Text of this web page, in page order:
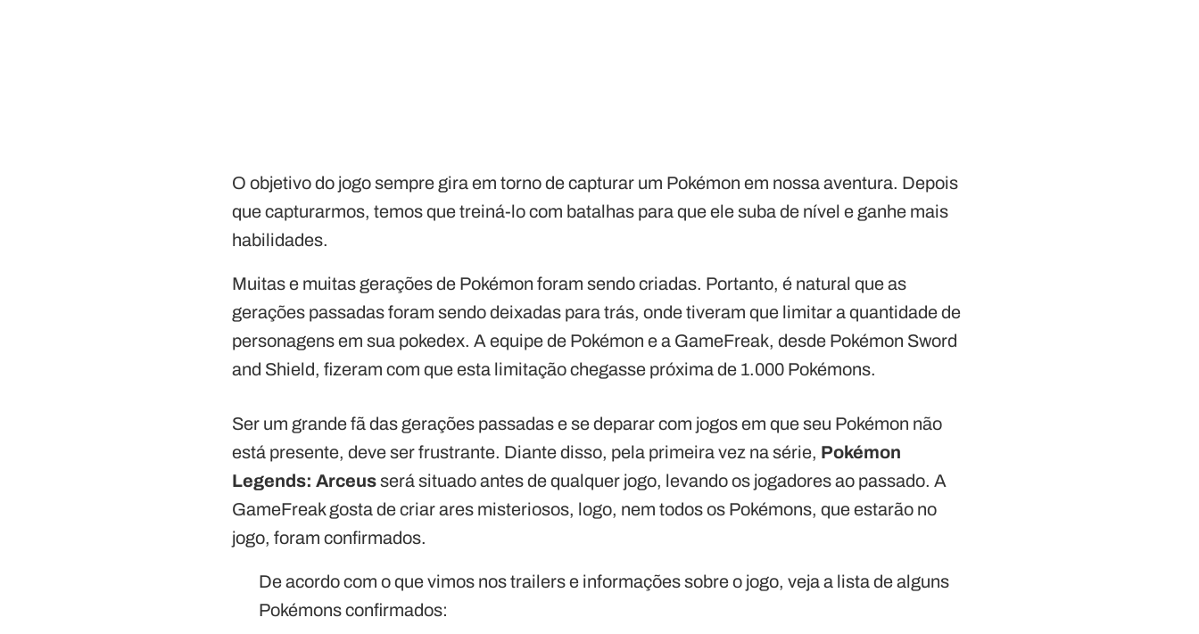
O objetivo do jogo sempre gira em torno de capturar um Pokémon em nossa aventura. Depois
que capturarmos, temos que treiná-lo com batalhas para que ele suba de nível e ganhe mais
habilidades.
Muitas e muitas gerações de Pokémon foram sendo criadas. Portanto, é natural que as
gerações passadas foram sendo deixadas para trás, onde tiveram que limitar a quantidade de
personagens em sua pokedex. A equipe de Pokémon e a GameFreak, desde Pokémon Sword
and Shield, fizeram com que esta limitação chegasse próxima de 1.000 Pokémons.
Ser um grande fã das gerações passadas e se deparar com jogos em que seu Pokémon não
está presente, deve ser frustrante. Diante disso, pela primeira vez na série, Pokémon
Legends: Arceusserá situado antes de qualquer jogo, levando os jogadores ao passado. A
GameFreak gosta de criar ares misteriosos, logo, nem todos os Pokémons, que estarão no
jogo, foram confirmados.
De acordo com o que vimos nos trailers e informações sobre o jogo, veja a lista de alguns
Pokémons confirmados: